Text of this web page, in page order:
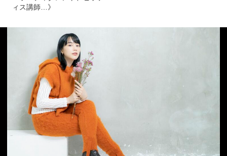
ィス講師…》